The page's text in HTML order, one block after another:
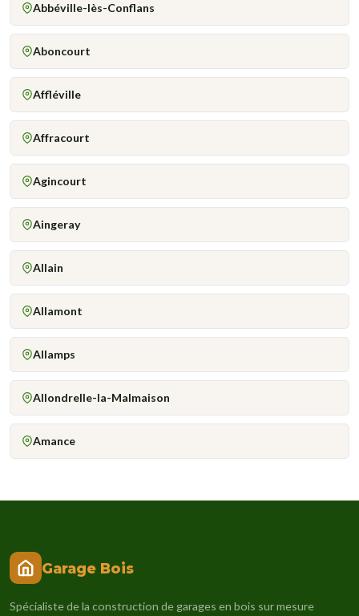
Abbéville-lès-Conflans
Aboncourt
Affléville
Affracourt
Agincourt
Aingeray
Allain
Allamont
Allamps
Allondrelle-la-Malmaison
Amance
Garage Bois
Spécialiste de la construction de garages en bois sur mesure